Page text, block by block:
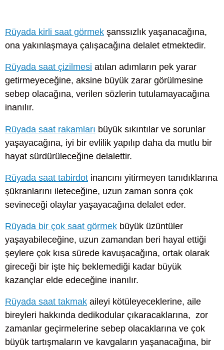
Rüyada kirli saat görmek şanssızlık yaşanacağına,
ona yakınlaşmaya çalışacağına delalet etmektedir.
Rüyada saat çizilmesi atılan adımların pek yarar
getirmeyeceğine, aksine büyük zarar görülmesine
sebep olacağına, verilen sözlerin tutulamayacağına
inanılır.
Rüyada saat rakamları büyük sıkıntılar ve sorunlar
yaşayacağına, iyi bir evlilik yapılıp daha da mutlu bir
hayat sürdürüleceğine delalettir.
Rüyada saat tabirdot inancını yitirmeyen tanıdıklarına
şükranlarını ileteceğine, uzun zaman sonra çok
sevineceği olaylar yaşayacağına delalet eder.
Rüyada bir çok saat görmek büyük üzüntüler
yaşayabileceğine, uzun zamandan beri hayal ettiği
şeylere çok kısa sürede kavuşacağına, ortak olarak
gireceği bir işte hiç beklemediği kadar büyük
kazançlar elde edeceğine inanılır.
Rüyada saat takmak aileyi kötüleyeceklerine, aile
bireyleri hakkında dedikodular çıkaracaklarına, zor
zamanlar geçirmelerine sebep olacaklarına ve çok
büyük tartışmaların ve kavgaların yaşanacağına, bir